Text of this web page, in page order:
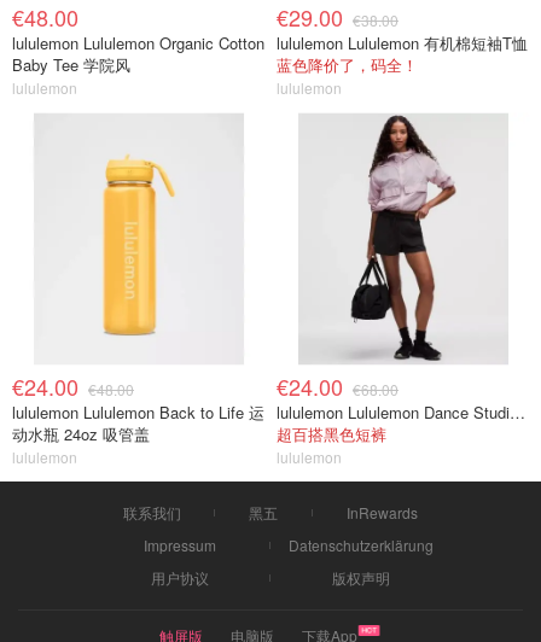
€48.00
lululemon Lululemon Organic Cotton
Baby Tee 学院风
lululemon
€29.00 €38.00
lululemon Lululemon 有机棉短袖T恤
蓝色降价了，码全！
lululemon
€24.00 €48.00
lululemon Lululemon Back to Life 运
动水瓶 24oz 吸管盖
lululemon
€24.00 €68.00
lululemon Lululemon Dance Studio 高腰短裤 3.5英寸
超百搭黑色短裤
lululemon
联系我们 黑五
InRewards
Impressum
Datenschutzerklärung
用户协议
版权声明
触屏版 电脑版 下载App